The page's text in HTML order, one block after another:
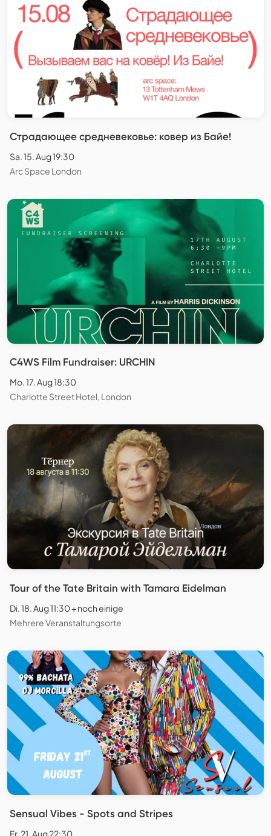
Страдающее средневековье: ковер из Байе!
Sa. 15. Aug 19:30
Arc Space London
C4WS Film Fundraiser: URCHIN
Mo. 17. Aug 18:30
Charlotte Street Hotel, London
Tour of the Tate Britain with Tamara Eidelman
Di. 18. Aug 11:30 + noch einige
Mehrere Veranstaltungsorte
Sensual Vibes - Spots and Stripes
Fr. 21. Aug 22:30